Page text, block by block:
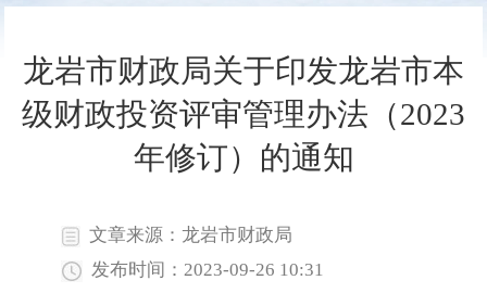
龙岩市财政局关于印发龙岩市本
级财政投资评审管理办法（2023
年修订）的通知
文章来源：龙岩市财政局
发布时间：2023-09-26 10:31